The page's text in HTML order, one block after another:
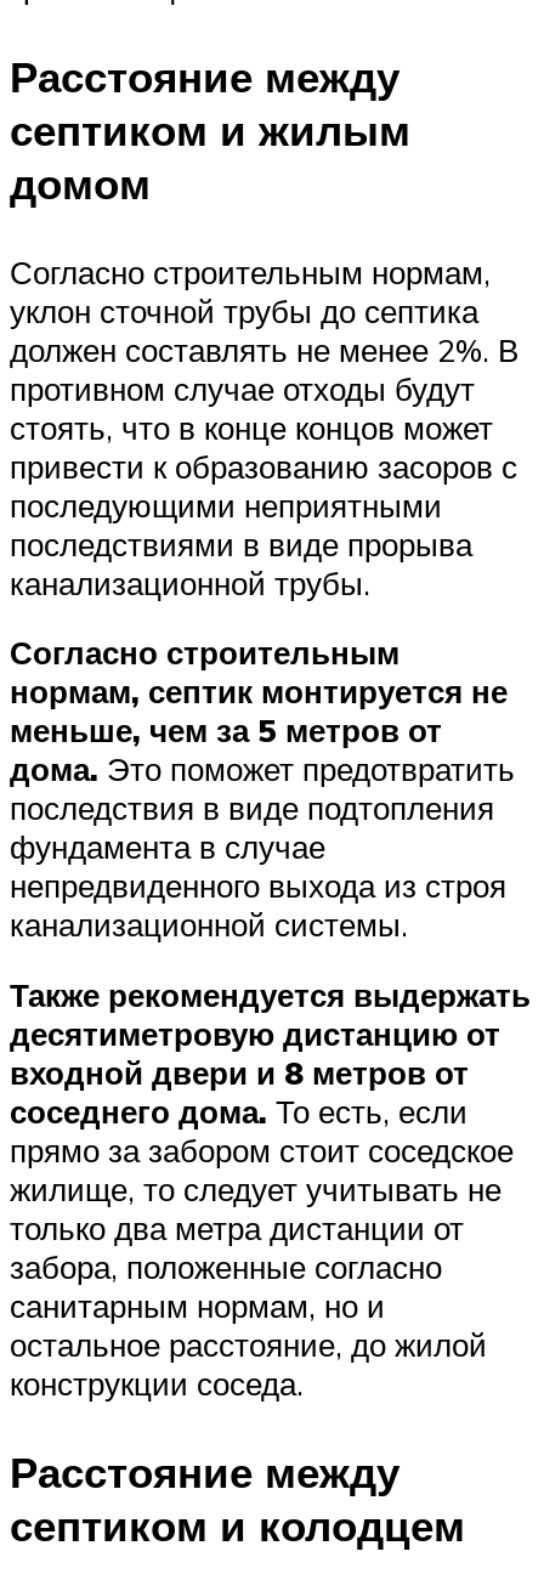
Расстояние между
септиком и жилым
домом
Согласно строительным нормам,
уклон сточной трубы до септика
должен составлять не менее 2%. В
противном случае отходы будут
стоять, что в конце концов может
привести к образованию засоров с
последующими неприятными
последствиями в виде прорыва
канализационной трубы.
Согласно строительным
нормам, септик монтируется не
меньше, чем за 5 метров от
дома. Это поможет предотвратить
последствия в виде подтопления
фундамента в случае
непредвиденного выхода из строя
канализационной системы.
Также рекомендуется выдержать
десятиметровую дистанцию от
входной двери и 8 метров от
соседнего дома. То есть, если
прямо за забором стоит соседское
жилище, то следует учитывать не
только два метра дистанции от
забора, положенные согласно
санитарным нормам, но и
остальное расстояние, до жилой
конструкции соседа.
Расстояние между
септиком и колодцем